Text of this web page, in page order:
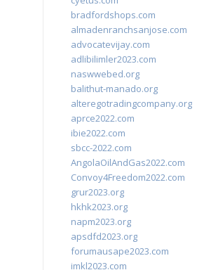
bradfordshops.com
almadenranchsanjose.com
advocatevijay.com
adlibilimler2023.com
naswwebed.org
balithut-manado.org
alteregotradingcompany.org
aprce2022.com
ibie2022.com
sbcc-2022.com
AngolaOilAndGas2022.com
Convoy4Freedom2022.com
grur2023.org
hkhk2023.org
napm2023.org
apsdfd2023.org
forumausape2023.com
imkl2023.com